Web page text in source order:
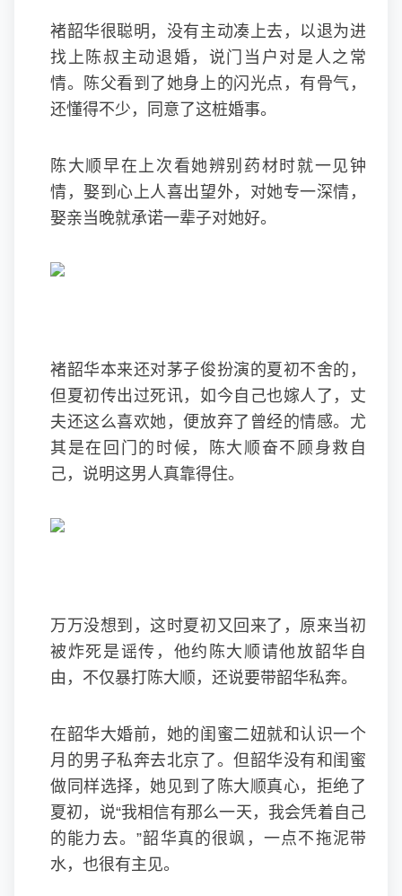
褚韶华很聪明，没有主动凑上去，以退为进
找上陈叔主动退婚，说门当户对是人之常
情。陈父看到了她身上的闪光点，有骨气，
还懂得不少，同意了这桩婚事。
陈大顺早在上次看她辨别药材时就一见钟
情，娶到心上人喜出望外，对她专一深情，
娶亲当晚就承诺一辈子对她好。
褚韶华本来还对茅子俊扮演的夏初不舍的，
但夏初传出过死讯，如今自己也嫁人了，丈
夫还这么喜欢她，便放弃了曾经的情感。尤
其是在回门的时候，陈大顺奋不顾身救自
己，说明这男人真靠得住。
万万没想到，这时夏初又回来了，原来当初
被炸死是谣传，他约陈大顺请他放韶华自
由，不仅暴打陈大顺，还说要带韶华私奔。
在韶华大婚前，她的闺蜜二妞就和认识一个
月的男子私奔去北京了。但韶华没有和闺蜜
做同样选择，她见到了陈大顺真心，拒绝了
夏初，说“我相信有那么一天，我会凭着自己
的能力去。”韶华真的很飒，一点不拖泥带
水，也很有主见。